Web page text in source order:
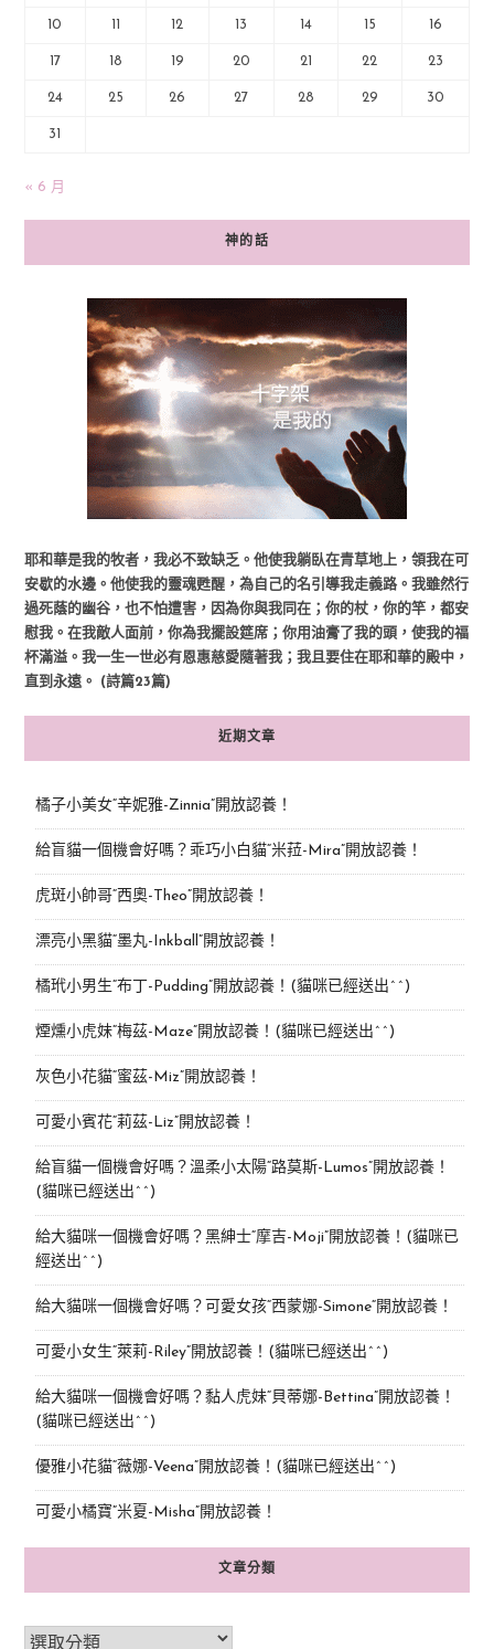
10 12 13 14 15 16
17 18 19 20 21 22 23
24 25 26 27 28 29 30
31
« 6 月
神的話
耶和華是我的牧者，我必不致缺乏。他使我躺臥在青草地上，領我在可
安歇的水邊。他使我的靈魂甦醒，為自己的名引導我走義路。我雖然行
過死蔭的幽谷，也不怕遭害，因為你與我同在；你的杖，你的竿，都安
慰我。在我敵人面前，你為我擺設筵席；你用油膏了我的頭，使我的福
杯滿溢。我一生一世必有恩惠慈愛隨著我；我且要住在耶和華的殿中，
直到永遠。 (詩篇23篇)
近期文章
橘子小美女“辛妮雅-Zinnia”開放認養！
給盲貓一個機會好嗎？乖巧小白貓“米菈-Mira”開放認養！
虎斑小帥哥“西奧-Theo”開放認養！
漂亮小黑貓“墨丸-Inkball”開放認養！
橘玳小男生“布丁-Pudding”開放認養！(貓咪已經送出^^)
煙燻小虎妹“梅茲-Maze”開放認養！(貓咪已經送出^^)
灰色小花貓“蜜茲-Miz”開放認養！
可愛小賓花“莉茲-Liz”開放認養！
給盲貓一個機會好嗎？溫柔小太陽“路莫斯-Lumos”開放認養！
(貓咪已經送出^^)
給大貓咪一個機會好嗎？黑紳士“摩吉-Moji”開放認養！(貓咪已
經送出^^)
給大貓咪一個機會好嗎？可愛女孩“西蒙娜-Simone“開放認養！
可愛小女生“萊莉-Riley”開放認養！(貓咪已經送出^^)
給大貓咪一個機會好嗎？黏人虎妹“貝蒂娜-Bettina”開放認養！
(貓咪已經送出^^)
優雅小花貓“薇娜-Veena”開放認養！(貓咪已經送出^^)
可愛小橘寶”米夏-Misha”開放認養！
文章分類